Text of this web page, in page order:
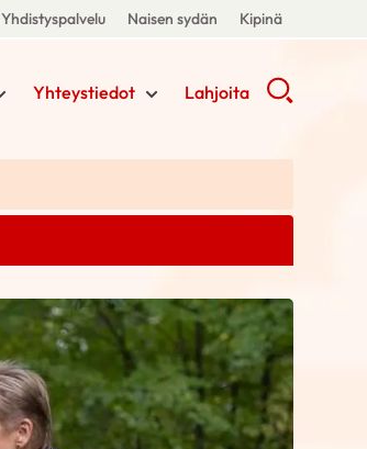
Yhdistyspalvelu Naisen sydän Kipinä
Yhteystiedot Lahjoita